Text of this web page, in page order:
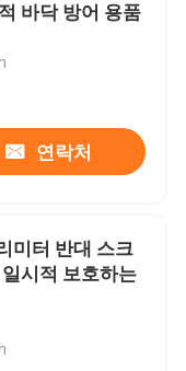
바닥 방어 용품
연락처
미터 반대 스크
시적 보호하는